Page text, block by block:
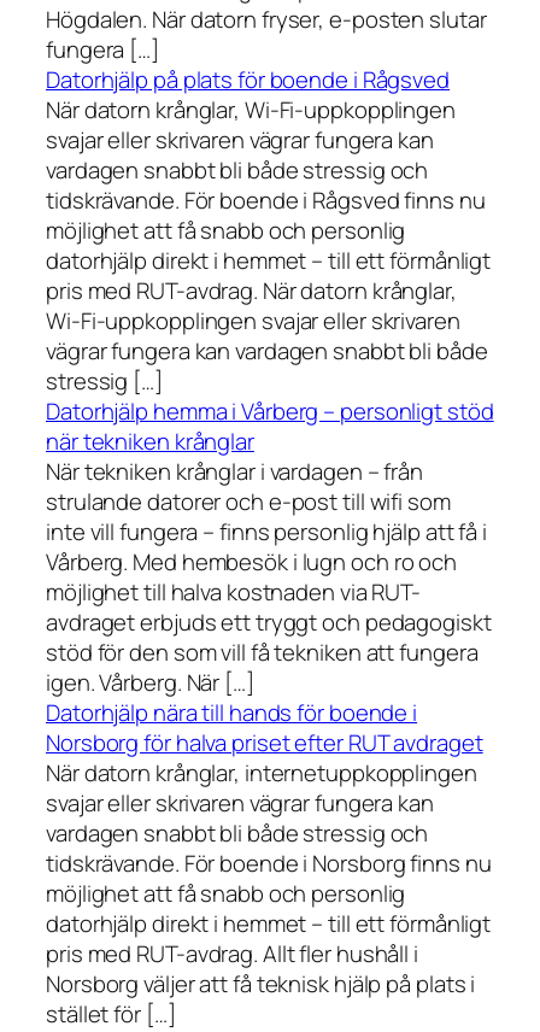
Högdalen. När datorn fryser, e-posten slutar
fungera […]
Datorhjälp på plats för boende i Rågsved
När datorn krånglar, Wi-Fi-uppkopplingen
svajar eller skrivaren vägrar fungera kan
vardagen snabbt bli både stressig och
tidskrävande. För boende i Rågsved finns nu
möjlighet att få snabb och personlig
datorhjälp direkt i hemmet – till ett förmånligt
pris med RUT-avdrag. När datorn krånglar,
Wi-Fi-uppkopplingen svajar eller skrivaren
vägrar fungera kan vardagen snabbt bli både
stressig […]
Datorhjälp hemma i Vårberg – personligt stöd
när tekniken krånglar
När tekniken krånglar i vardagen – från
strulande datorer och e-post till wifi som
inte vill fungera – finns personlig hjälp att få i
Vårberg. Med hembesök i lugn och ro och
möjlighet till halva kostnaden via RUT-
avdraget erbjuds ett tryggt och pedagogiskt
stöd för den som vill få tekniken att fungera
igen. Vårberg. När […]
Datorhjälp nära till hands för boende i
Norsborg för halva priset efter RUT avdraget
När datorn krånglar, internetuppkopplingen
svajar eller skrivaren vägrar fungera kan
vardagen snabbt bli både stressig och
tidskrävande. För boende i Norsborg finns nu
möjlighet att få snabb och personlig
datorhjälp direkt i hemmet – till ett förmånligt
pris med RUT-avdrag. Allt fler hushåll i
Norsborg väljer att få teknisk hjälp på plats i
stället för […]